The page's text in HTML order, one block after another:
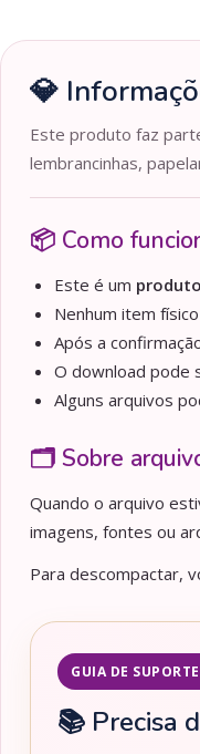
💎
Este produto faz
lembrancinhas,
📦 Como
Este é um
Nenhum item
Após a
O download pode
Alguns arquivos
🗂️ Sobre
Quando o arquivo
imagens, fontes ou
Para descompactar,
GUIA DE
📚 Precisa